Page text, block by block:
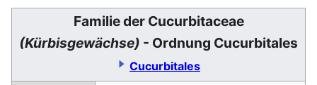
Familie der Cucurbitaceae
(Kürbisgewächse) - Ordnung Cucurbitales
Cucurbitales